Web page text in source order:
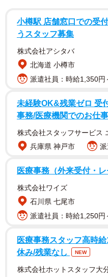
小嶋さんは「ラクなだけで
びたくなる、ROSIERの新
ました！」とコメント。「
心地はそのままに、まるで
ねました。ボディラインや
こだわり、お洋服を着た時
しく見える仕上がりに。イ
小樽駅 店舗窓口での受
うスタッフ募集
株式会社アシタバ
北海道 小樽市
派遣社員：時給1,350円
未経験OK&残業ゼロ 受
事務/医療機関でのお仕
株式会社スタッフサービス
兵庫県 神戸市
医療事務（外来受付・レ
株式会社ワイズ
石川県 七尾市
派遣社員：時給1,250円
医療事務スタッフ高時
休み/残業なし
NEW
株式会社ホットスタッフ大